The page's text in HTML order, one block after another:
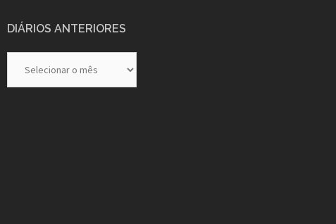
DIÁRIOS ANTERIORES
Anteriores